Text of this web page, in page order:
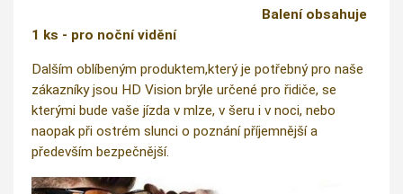
Balení obsahuje
1 ks - pro noční vidění
Dalším oblíbeným produktem,který je potřebný pro naše
zákazníky jsou HD Vision brýle určené pro řidiče, se
kterými bude vaše jízda v mlze, v šeru i v noci, nebo
naopak při ostrém slunci o poznání příjemnější a
především bezpečnější.